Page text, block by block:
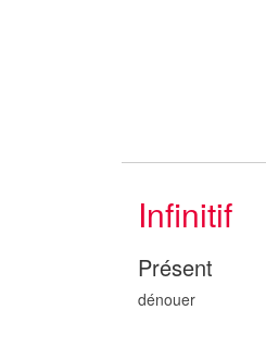
Infinitif
Présent
dénouer